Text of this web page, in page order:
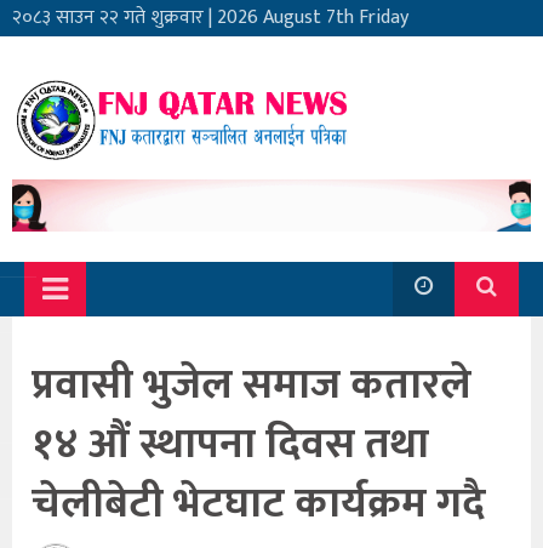
२०८३ साउन २२ गते शुक्रवार|2026 August 7th Friday
प्रवासी भुजेल समाज कतारले
१४ औं स्थापना दिवस तथा
चेलीबेटी भेटघाट कार्यक्रम गदै